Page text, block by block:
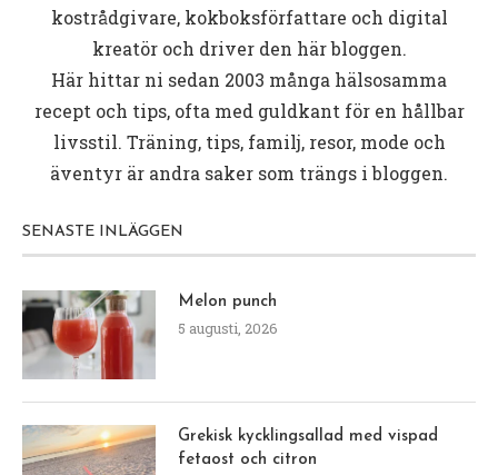
kostrådgivare, kokboksförfattare och digital
kreatör och driver den här bloggen.
Här hittar ni sedan 2003 många hälsosamma
recept och tips, ofta med guldkant för en hållbar
livsstil. Träning, tips, familj, resor, mode och
äventyr är andra saker som trängs i bloggen.
SENASTE INLÄGGEN
Melon punch
5 augusti, 2026
Grekisk kycklingsallad med vispad
fetaost och citron